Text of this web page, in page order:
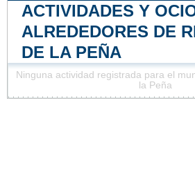
ACTIVIDADES Y
ALREDEDORES DE
DE LA PEÑA
Ninguna actividad registrada para el
la Peña